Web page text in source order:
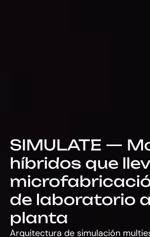
SIMULATE —
híbridos que
de laboratorio a
planta
Arquitectura de simulación